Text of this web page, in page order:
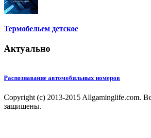
Термобельем детское
Актуально
Распознавание автомобильных номеров
Copyright (c) 2013-2015 Allgaminglife.com.
защищены.